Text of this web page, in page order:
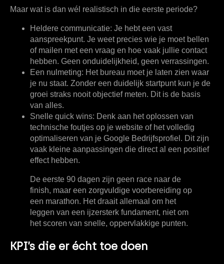
Maar wat is dan wél realistisch in die eerste periode?
Heldere communicatie: Je hebt een vast
aanspreekpunt. Je weet precies wie je moet bellen
of mailen met een vraag en hoe vaak jullie contact
hebben. Geen onduidelijkheid, geen verrassingen.
Een nulmeting: Het bureau moet je laten zien waar
je nu staat. Zonder een duidelijk startpunt kun je de
groei straks nooit objectief meten. Dit is de basis
van alles.
Snelle quick wins: Denk aan het oplossen van
technische foutjes op je website of het volledig
optimaliseren van je Google Bedrijfsprofiel. Dit zijn
vaak kleine aanpassingen die direct al een positief
effect hebben.
De eerste 90 dagen zijn geen race naar de
finish, maar een zorgvuldige voorbereiding op
een marathon. Het draait allemaal om het
leggen van een ijzersterk fundament, niet om
het scoren van snelle, oppervlakkige punten.
KPI’s die er écht toe doen